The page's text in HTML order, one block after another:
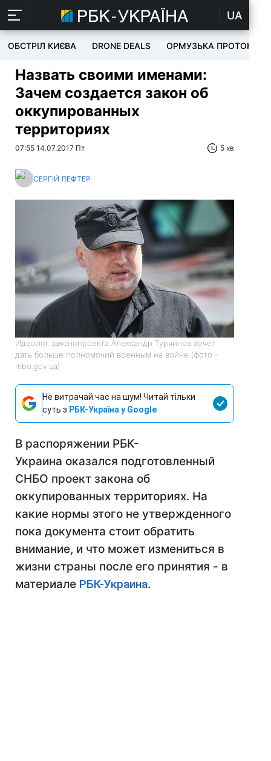
UA
ОБСТРІЛ КИЄВА DRONE DEALS ОРМУЗЬКА ПРОТОКА
Назвать своими именами:
Зачем создается закон об
оккупированных
территориях
07:55 14.07.2017 Пт 5 хв
СЕРГІЙ ЛЕФТЕР
Идеолог законопроекта Александр Турчинов хочет
дать больше полномочий военным на войне (фото -
rnbo.gov.ua)
Не витрачай час на шум! Читай тільки
суть з РБК-Україна у Google
В распоряжении РБК-
Украина оказался подготовленный
СНБО проект закона об
оккупированных территориях. На
какие нормы этого не утвержденного
пока документа стоит обратить
внимание, и что может измениться в
жизни страны после его принятия - в
материале РБК-Украина.